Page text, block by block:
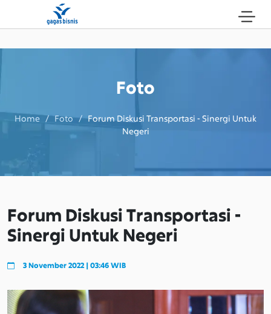
Foto
Home / Foto /Forum Diskusi Transportasi - Sinergi Untuk
Negeri
Forum Diskusi Transportasi -
Sinergi Untuk Negeri
3 November 2022 | 03:46 WIB